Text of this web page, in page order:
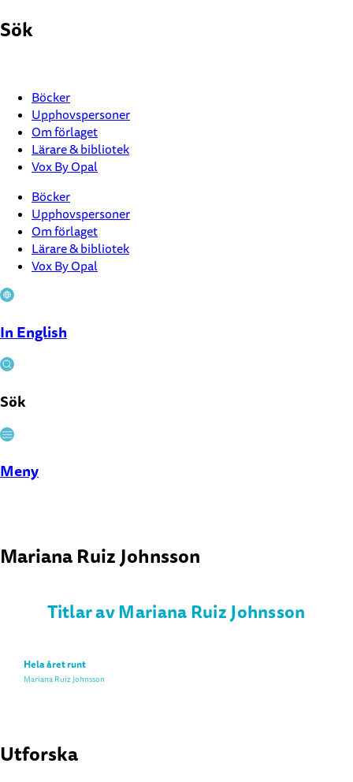
till
Sök
Böcker
Upphovspersoner
Om förlaget
Lärare & bibliotek
Vox By Opal
Böcker
Upphovspersoner
Om förlaget
Lärare & bibliotek
Vox By Opal
In English
Sök
Stäng
Meny
Mariana Ruiz Johnsson
Titlar av Mariana Ruiz Johnsson
Hela året runt
Mariana Ruiz Johnsson
Utforska